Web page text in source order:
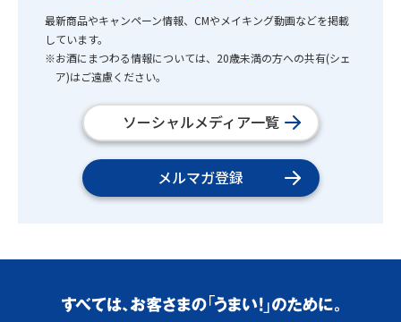
最新商品やキャンペーン情報、CMやメイキング動画などを掲載
しています。
※お酒にまつわる情報については、20歳未満の方への共有(シェ
ア)はご遠慮ください。
ソーシャルメディア一覧
メルマガ登録